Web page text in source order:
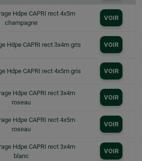
Hdpe CAPRI rect 4x5m
champagne
VOIR
Hdpe CAPRI rect 3x4m gris VOIR
Hdpe CAPRI rect 4x5m gris VOIR
Hdpe CAPRI rect 3x4m
roseau
VOIR
Hdpe CAPRI rect 4x5m
roseau
VOIR
Hdpe CAPRI rect 3x4m
blanc
VOIR